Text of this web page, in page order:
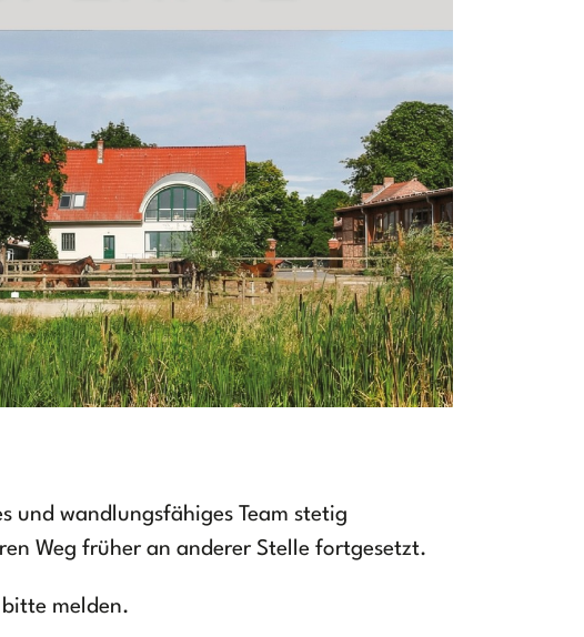
und wandlungsfähiges Team stetig
Weg früher an anderer Stelle fortgesetzt.
melden.